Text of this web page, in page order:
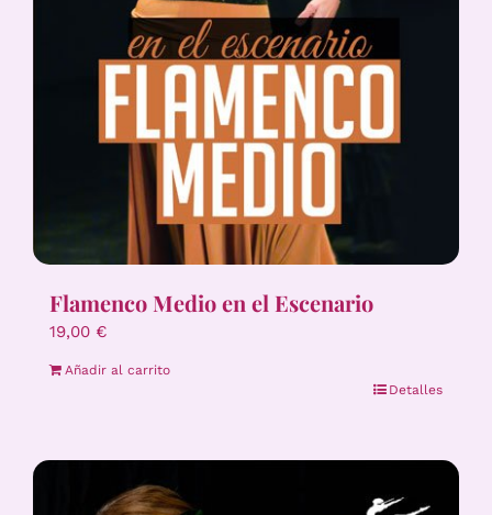
Flamenco Medio en el Escenario
19,00 €
Añadir al carrito
Detalles